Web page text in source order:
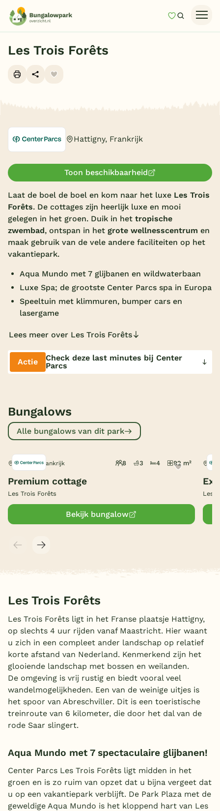
MijnZoeken
Last minutes
Onze vakantiegidsen
Vakantieparken
Subtropisch zwembad
Overdekt zwembad
Indoor speeltuin
Alle populaire faciliteiten
Limburg
Duitsland
Blog
Onze e-boeken
Les Trois Forêts
Hattigny, Frankrijk
Toon beschikbaarheid
Laat de boel de boel en kom naar het luxe Les Trois
Forêts. De cottages zijn heerlijk luxe en mooi
gelegen in het groen. Duik in het tropische
zwembad, ontspan in het grote wellnesscentrum en
maak gebruik van de vele andere faciliteiten op het
vakantiepark.
Aqua Mundo met 7 glijbanen en wildwaterbaan
Luxe Spa; de grootste Center Parcs spa in Europa
Speeltuin met klimmuren, bumper cars en
lasergame
Lees meer over Les Trois Forêts
Actie
Check deze last minutes bij Center
Parcs
Bungalows
Alle bungalows van dit park
Hattigny, Frankrijk 8 3 4 92 m²
Premium cottage
Les Trois Forêts
Bekijk bungalow
Les
Les Trois Forêts
Les Trois Forêts ligt in het Franse plaatsje Hattigny,
op slechts 4 uur rijden vanaf Maastricht. Hier waant
u zich in een compleet ander landschap op relatief
korte afstand van Nederland. Kenmerkend zijn het
glooiende landschap met bossen en weilanden.
De omgeving is vrij rustig en biedt vooral veel
wandelmogelijkheden. Een van de weinige uitjes is
het spoor van Abreschviller. Dit is een toeristische
treinroute van 6 kilometer, die door het dal van de
rode Saar slingert.
Aqua Mundo met 7 spectaculaire glijbanen!
Center Parcs Les Trois Forêts ligt midden in het
groen en is zo ruim van opzet dat u bijna vergeet dat
u op een vakantiepark verblijft. De Park Plaza met de
geweldige Aqua Mundo is het kloppend hart van Les